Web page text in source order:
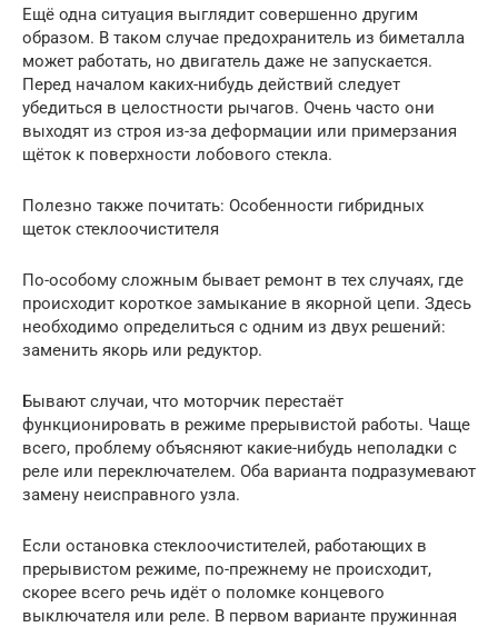
Ещё одна ситуация выглядит совершенно другим
образом. В таком случае предохранитель из биметалла
может работать, но двигатель даже не запускается.
Перед началом каких-нибудь действий следует
убедиться в целостности рычагов. Очень часто они
выходят из строя из-за деформации или примерзания
щёток к поверхности лобового стекла.
Полезно также почитать: Особенности гибридных
щеток стеклоочистителя
По-особому сложным бывает ремонт в тех случаях, где
происходит короткое замыкание в якорной цепи. Здесь
необходимо определиться с одним из двух решений:
заменить якорь или редуктор.
Бывают случаи, что моторчик перестаёт
функционировать в режиме прерывистой работы. Чаще
всего, проблему объясняют какие-нибудь неполадки с
реле или переключателем. Оба варианта подразумевают
замену неисправного узла.
Если остановка стеклоочистителей, работающих в
прерывистом режиме, по-прежнему не происходит,
скорее всего речь идёт о поломке концевого
выключателя или реле. В первом варианте пружинная